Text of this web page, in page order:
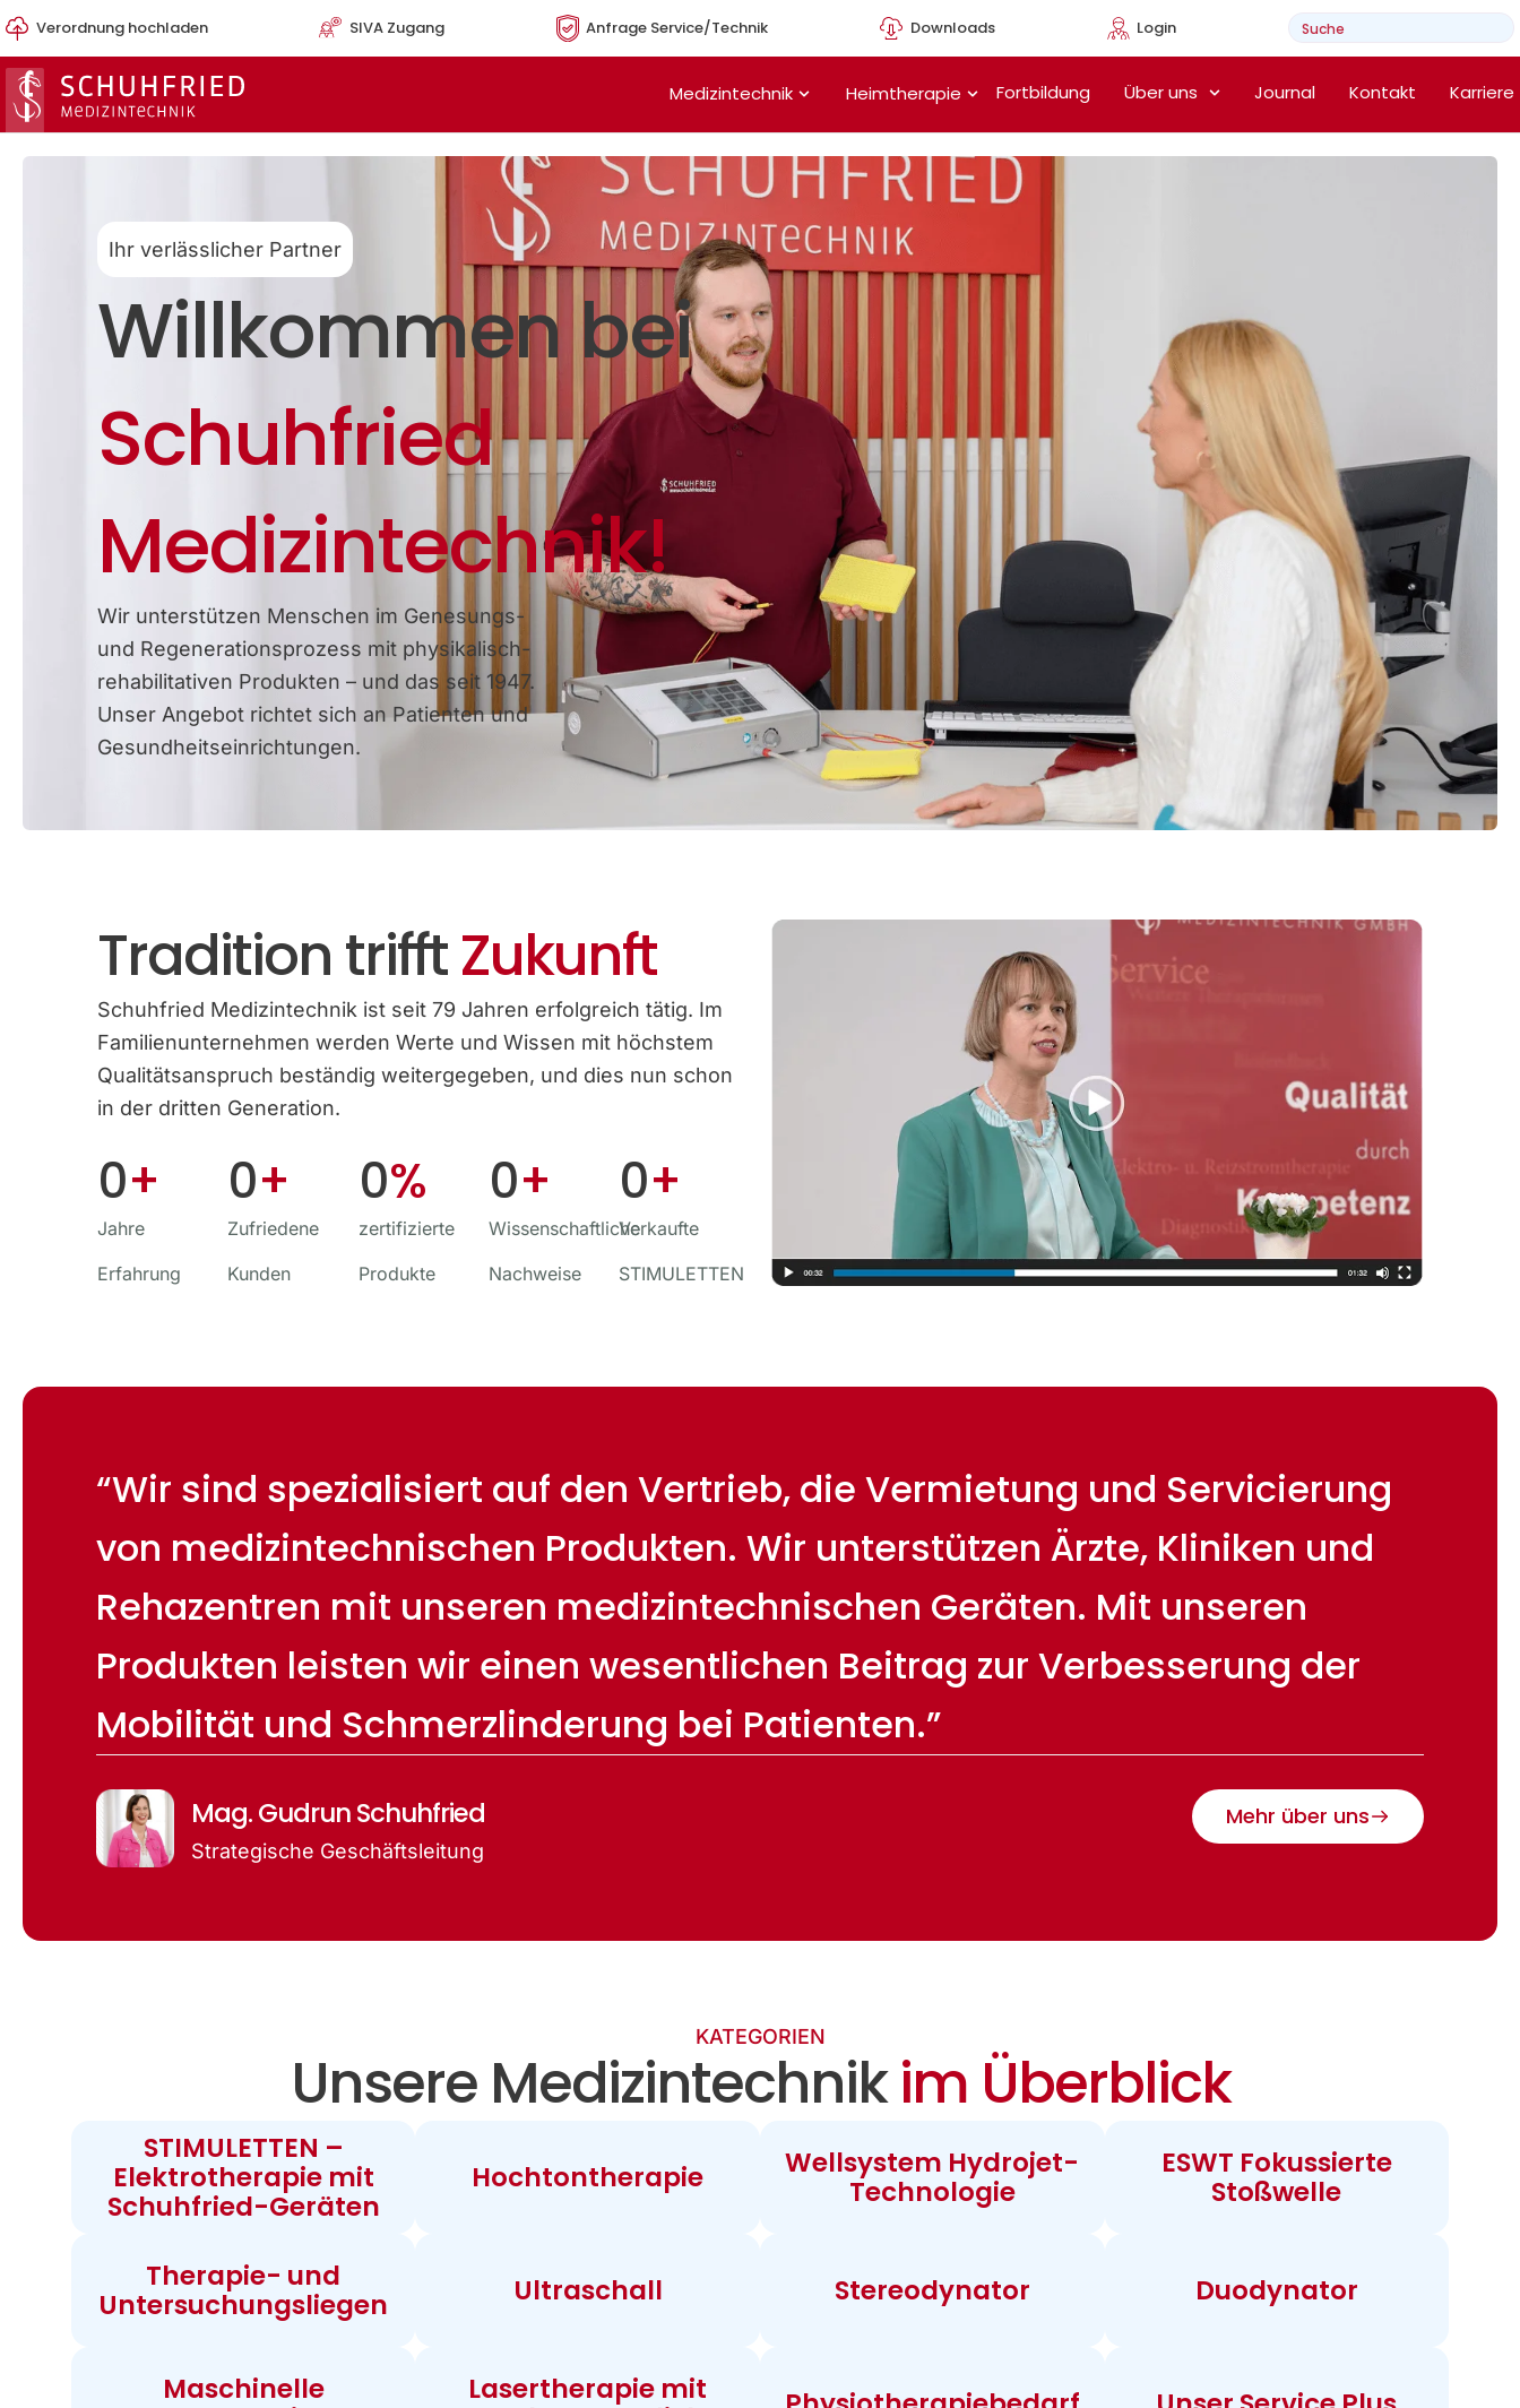
Zum
Inhalt
springen
Verordnung hochladen SIVA Zugang Anfrage Service/Technik Downloads Login
Medizintechnik Öffne Medizintechnik
Heimtherapie Öffne Heimtherapie
Fortbildung Über uns Journal Kontakt Karriere
Ihr verlässlicher Partner
Willkommen bei
Schuhfried
Medizintechnik!
Wir unterstützen Menschen im Genesungs-
und Regenerationsprozess mit physikalisch-
rehabilitativen Produkten – und das seit 1947.
Unser Angebot richtet sich an Patienten und
Gesundheitseinrichtungen.
Tradition trifftZukunft
Schuhfried Medizintechnik ist seit 79 Jahren erfolgreich tätig. Im
Familien­unternehmen werden Werte und Wissen mit höchstem
Qualitäts­anspruch beständig weitergegeben, und dies nun schon
in der dritten Generation.
Jahre
Erfahrung
0+
Zufriedene
Kunden
0+
zertifizierte
Produkte
0%
Wissenschaftliche
Nachweise
0+
Verkaufte
STIMULETTEN
0+
“Wir sind spezialisiert auf den Vertrieb, die Vermietung und Servicierung
von medizintechnischen Produkten. Wir unterstützen Ärzte, Kliniken und
Rehazentren mit unseren medizintechnischen Geräten. Mit unseren
Produkten leisten wir einen wesentlichen Beitrag zur Verbesserung der
Mobilität und Schmerzlinderung bei Patienten.”
Mag. Gudrun Schuhfried
Strategische Geschäftsleitung
Mehr über uns
KATEGORIEN
Unsere Medizintechnikim Überblick
STIMULETTEN –
Elektrotherapie mit
Schuhfried-Geräten
Hochtontherapie
Wellsystem Hydrojet-
Technologie
ESWT Fokussierte
Stoßwelle
Therapie- und
Untersuchungsliegen
Ultraschall Stereodynator Duodynator
Maschinelle
Lasertherapie mit